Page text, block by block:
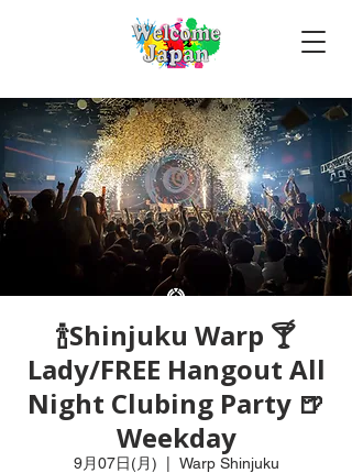
🍾Shinjuku Warp 🍸
Lady/FREE Hangout All
Night Clubing Party 🍺
Weekday
9月07日(月) Warp Shinjuku